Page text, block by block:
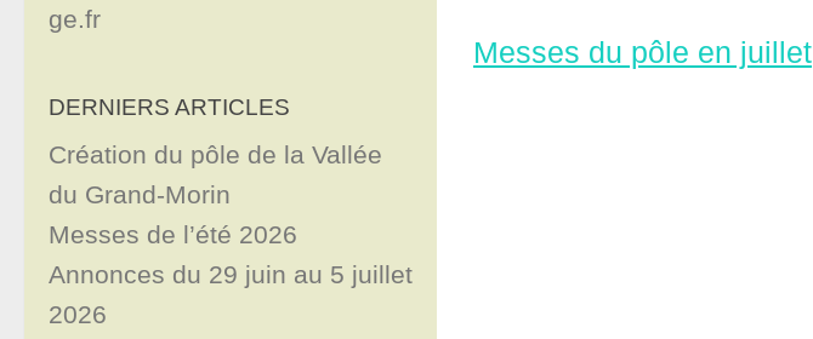
Messes du pôle en juillet
ge.fr
DERNIERS ARTICLES
Création du pôle de la Vallée
du Grand-Morin
Messes de l’été 2026
Annonces du 29 juin au 5 juillet
2026